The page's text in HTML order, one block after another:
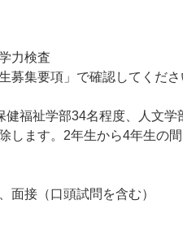
力検査
集要項」で確認してくださ
健福祉学部34名程度、人文
します。2年生から4年生の
面接（口頭試問を含む）